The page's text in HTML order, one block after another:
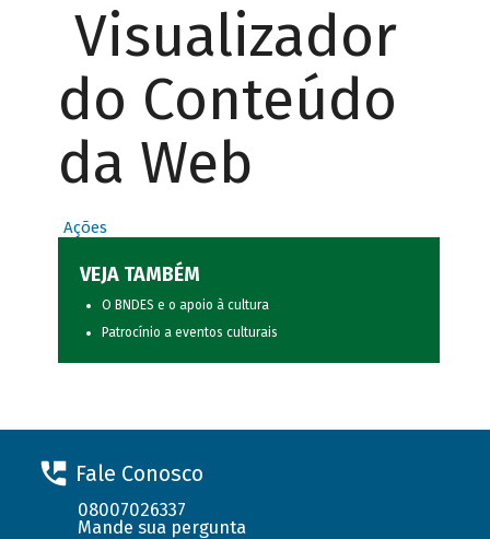
Visualizador
do Conteúdo
da Web
Ações
VEJA TAMBÉM
O BNDES e o apoio à cultura
Patrocínio a eventos culturais
Fale Conosco
08007026337
Mande sua pergunta